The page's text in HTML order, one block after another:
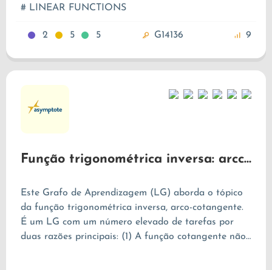
# LINEAR FUNCTIONS
2 5 5 G14136 9
Função trigonométrica inversa: arccotangente
Este Grafo de Aprendizagem (LG) aborda o tópico
da função trigonométrica inversa, arco-cotangente.
É um LG com um número elevado de tarefas por
duas razões principais: (1) A função cotangente não